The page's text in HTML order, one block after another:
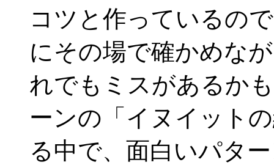
コツと作っているの
にその場で確かめな
れでもミスがあるか
ーンの「イヌイット
る中で、面白いパタ